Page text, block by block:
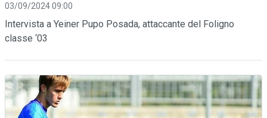
03/09/2024 09:00
Intervista a Yeiner Pupo Posada, attaccante del Foligno
classe ‘03